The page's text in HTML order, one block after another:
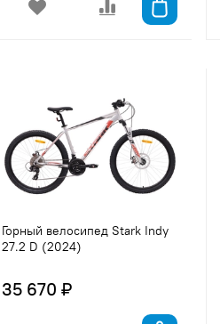
Горный велосипед Stark Indy
27.2 D (2024)
35 670 ₽